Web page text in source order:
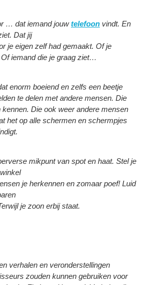
… dat iemand jouwtelefoon vindt. En
Dat jij
je eigen zelf had gemaakt. Of je
iemand die je graag ziet…
enorm boeiend en zelfs een beetje
te delen met andere mensen. Die
Die ook weer andere mensen
het op alle schermen en schermpjes
mikpunt van spot en haat. Stel je
je herkennen en zomaar poef! Luid
je zoon erbij staat.
verhalen en veronderstellingen
zouden kunnen gebruiken voor